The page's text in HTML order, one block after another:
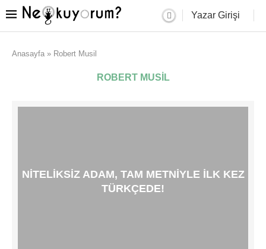
Yazar Girişi
Anasayfa » Robert Musil
ROBERT MUSIL
NITELIKSIZ ADAM, TAM METNIYLE ILK KEZ
TÜRKÇEDE!